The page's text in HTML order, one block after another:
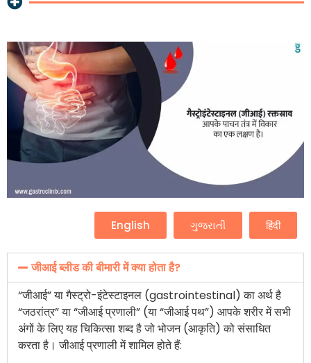
English ગુજરાતી हिंदी
जीआई ब्लीड की बीमारी में क्या होता है?
“जीआई” या गैस्ट्रो-इंटेस्टाइनल (gastrointestinal) का अर्थ है
“जठरांत्र” या “जीआई प्रणाली” (या “जीआई पथ”) आपके शरीर में सभी
अंगों के लिए यह चिकित्सा शब्द है जो भोजन (आकृति) को संसाधित
करता है। जीआई प्रणाली में शामिल होते हैं: